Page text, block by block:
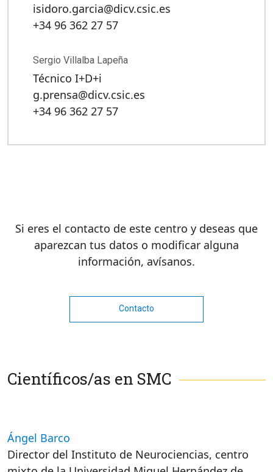
isidoro.garcia@dicv.csic.es
+34 96 362 27 57
Sergio Villalba Lapeña
Técnico I+D+i
g.prensa@dicv.csic.es
+34 96 362 27 57
Si eres el contacto de este centro y deseas que
aparezcan tus datos o modificar alguna
información, avísanos.
Contacto
Científicos/as en SMC
Ángel Barco
Director del Instituto de Neurociencias, centro